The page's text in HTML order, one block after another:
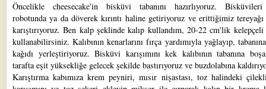
Öncelikle cheesecake'in bisküvi tabanını hazırlıyoruz.
robotunda ya da döverek kırıntı haline getiriyoruz ve erittiğimiz
karıştırıyoruz. Ben kalp şeklinde kalıp kullandım, 20-22 cm'lik kelepçeli
kullanabilirsiniz. Kalıbının kenarlarını fırça yardımıyla yağlayıp,
kağıdı yerleştiriyoruz. Bisküvi karışımını kek kalıbının tabanına
tarafta eşit yüksekliğe gelecek şekilde bastırıyoruz ve buzdolabına
Karıştırma kabımıza krem peyniri, mısır nişastası, toz halindeki